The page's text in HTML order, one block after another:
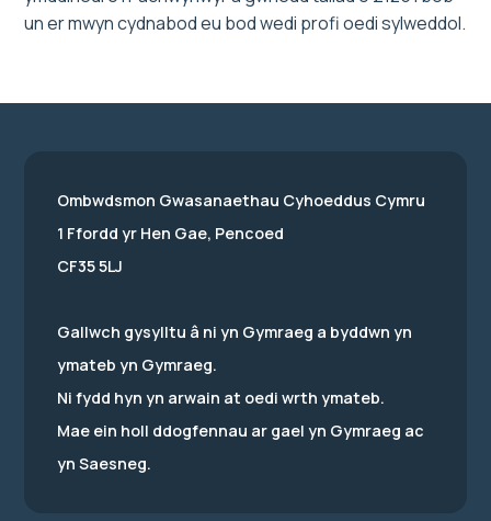
un er mwyn cydnabod eu bod wedi profi oedi sylweddol.
Ombwdsmon Gwasanaethau Cyhoeddus Cymru
1 Ffordd yr Hen Gae, Pencoed
CF35 5LJ
Gallwch gysylltu â ni yn Gymraeg a byddwn yn
ymateb yn Gymraeg.
Ni fydd hyn yn arwain at oedi wrth ymateb.
Mae ein holl ddogfennau ar gael yn Gymraeg ac
yn Saesneg.